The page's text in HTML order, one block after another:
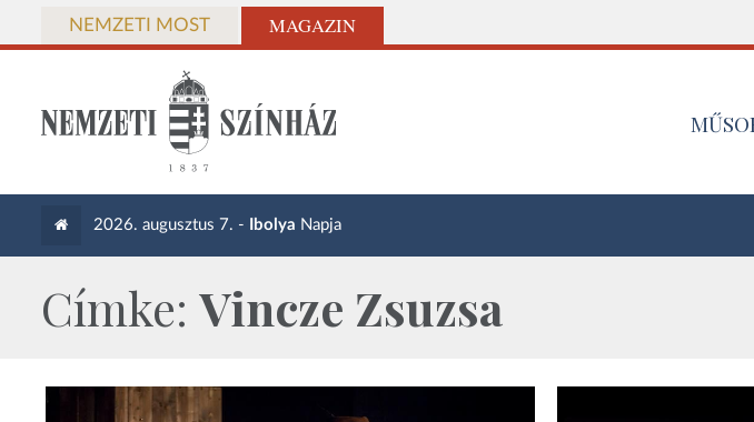
NEMZETI MOST MAGAZIN
2026. augusztus 7. - Ibolya Napja
Címke: Vincze Zsuzsa